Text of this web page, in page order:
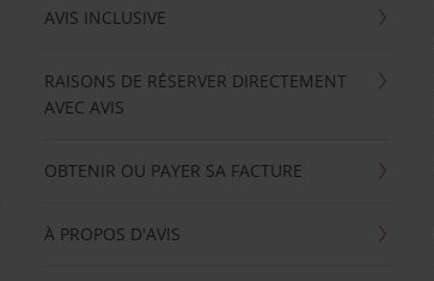
AVIS INCLUSIVE
RAISONS DE RÉSERVER DIRECTEMENT
AVEC AVIS
OBTENIR OU PAYER SA FACTURE
À PROPOS D'AVIS